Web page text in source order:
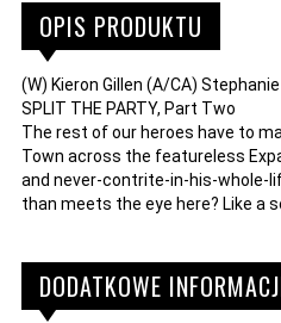
OPIS PRODUKTU
(W) Kieron Gillen (A/CA)
SPLIT THE PARTY, Part Two
The rest of our heroes have to
Town across the featureless
and never-contrite-in-his-whole-
than meets the eye here? Like a
DODATKOWE